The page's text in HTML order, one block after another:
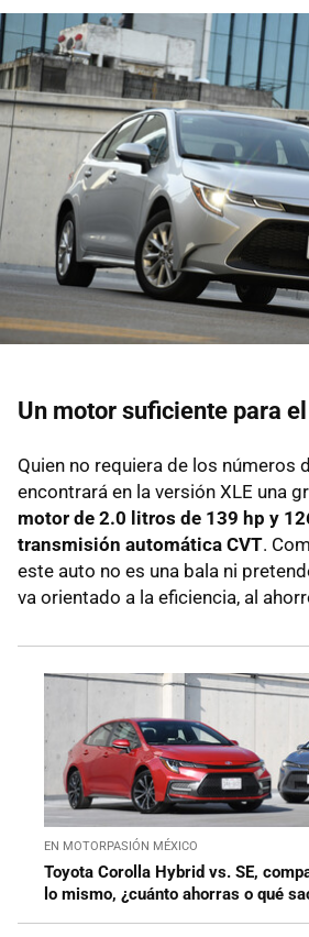
Un motor suficiente para
Quien no requiera de los números
encontrará en la versión XLE una
motor de 2.0 litros de 139 hp y
transmisión automática CVT.
este auto no es una bala ni
va orientado a la eficiencia, al
EN MOTORPASIÓN MÉXICO
Toyota Corolla Hybrid vs. SE,
lo mismo, ¿cuánto ahorras o qué